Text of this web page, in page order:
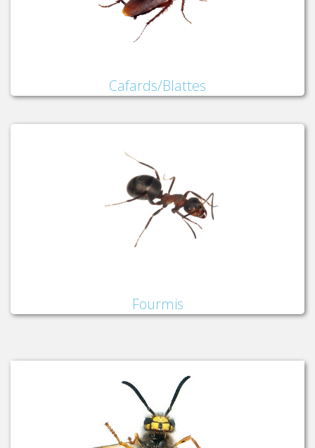
Cafards/Blattes
Fourmis